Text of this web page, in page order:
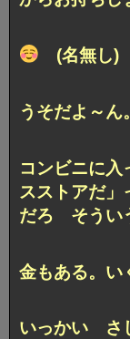
(名無し)
うそだよ～
コンビニに入
スストアだ」
だろ そうい
金もある。
いっかい さ